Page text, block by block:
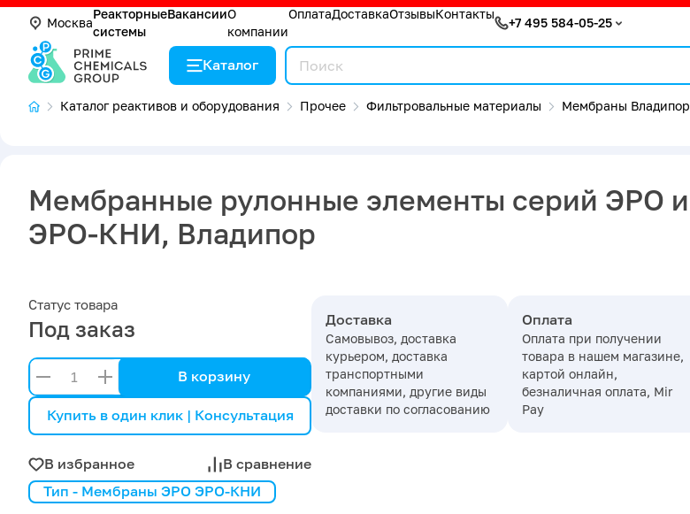
Москва
Реакторные
системы
ВакансииО
компании
ОплатаДоставкаОтзывыКонтакты
+7 495 584-05-25
Каталог
Каталог реактивов и оборудования
Прочее Фильтровальные материалы Мембраны Владипор
Мембранные рулонные элементы серий ЭРО и
ЭРО-КНИ, Владипор
Статус товара
Под заказ
В корзину
Купить в один клик | Консультация
В избранное В сравнение
Доставка
Самовывоз, доставка
курьером, доставка
транспортными
компаниями, другие виды
доставки по согласованию
Оплата
Оплата при получении
товара в нашем магазине,
картой онлайн,
безналичная оплата, Mir
Pay
Тип - Мембраны ЭРО ЭРО-КНИ